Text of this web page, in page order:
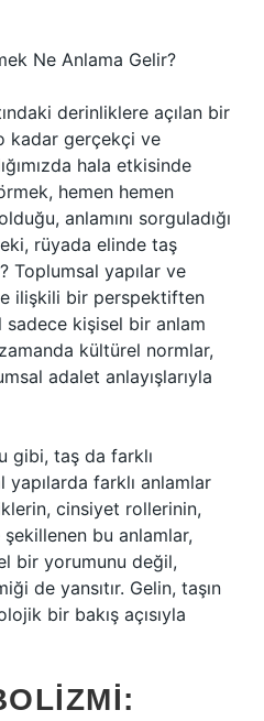
Ne Anlama Gelir?
derinliklere açılan bir
kadar gerçekçi ve
hala etkisinde
hemen hemen
anlamını sorguladığı
rüyada elinde taş
Toplumsal yapılar ve
ilişkili bir perspektiften
sadece kişisel bir anlam
kültürel normlar,
adalet anlayışlarıyla
gibi, taş da farklı
farklı anlamlar
cinsiyet rollerinin,
bu anlamlar,
bir yorumunu değil,
de yansıtır. Gelin, taşın
bir bakış açısıyla